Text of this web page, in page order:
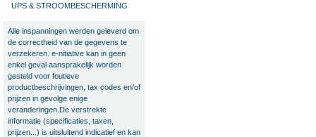
UPS & STROOMBESCHERMING
Alle inspanningen werden geleverd om
de correctheid van de gegevens te
verzekeren. e-nitiative kan in geen
enkel geval aansprakelijk worden
gesteld voor foutieve
productbeschrijvingen, tax codes en/of
prijzen in gevolge enige
veranderingen.De verstrekte
informatie (specificaties, taxen,
prijzen...) is uitsluitend indicatief en kan